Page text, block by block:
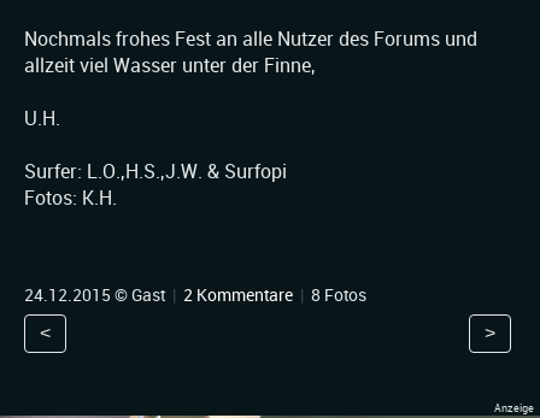
Nochmals frohes Fest an alle Nutzer des Forums und
allzeit viel Wasser unter der Finne,
U.H.
Surfer: L.O.,H.S.,J.W. & Surfopi
Fotos: K.H.
24.12.2015 © Gast | 2 Kommentare | 8 Fotos
< >